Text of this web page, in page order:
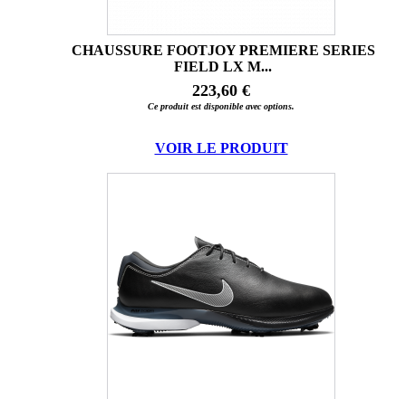
CHAUSSURE FOOTJOY PREMIERE SERIES
FIELD LX M...
223,60 €
Ce produit est disponible avec options.
VOIR LE PRODUIT